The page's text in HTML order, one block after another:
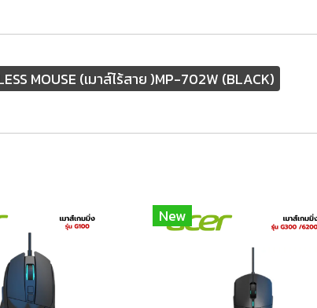
MOUSE (เมาส์ไร้สาย )MP-702W (BLACK)
New